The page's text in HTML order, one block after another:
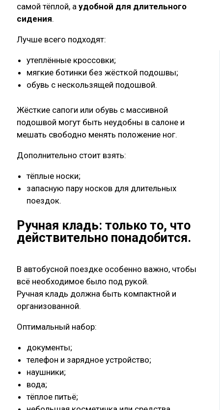
самой тёплой, аудобной для длительного
сидения.
Лучше всего подходят:
утеплённые кроссовки;
мягкие ботинки без жёсткой подошвы;
обувь с нескользящей подошвой.
Жёсткие сапоги или обувь с массивной
подошвой могут быть неудобны в салоне и
мешать свободно менять положение ног.
Дополнительно стоит взять:
тёплые носки;
запасную пару носков для длительных
поездок.
Ручная кладь: только то, что
действительно понадобится.
В автобусной поездке особенно важно, чтобы
всё необходимое было под рукой.
Ручная кладь должна быть компактной и
организованной.
Оптимальный набор:
документы;
телефон и зарядное устройство;
наушники;
вода;
тёплое питьё;